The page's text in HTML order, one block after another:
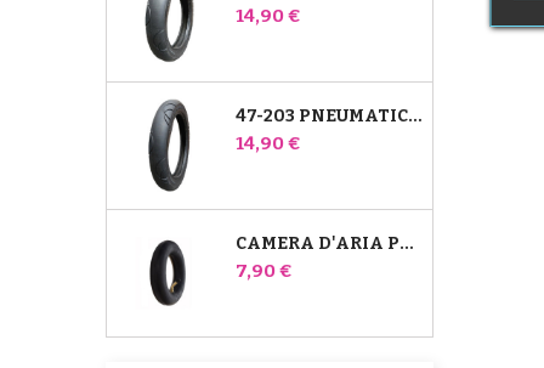
Prezzo
14,90 €
47-203 PNEUMATICO COMPATIBILE CON IL PASSEGGINO BUGABOO DONKEY - PER RUOTA POSTERIORE
Prezzo
14,90 €
CAMERA D'ARIA POSTERIORE WHIZ RED CASTLE
Prezzo
7,90 €